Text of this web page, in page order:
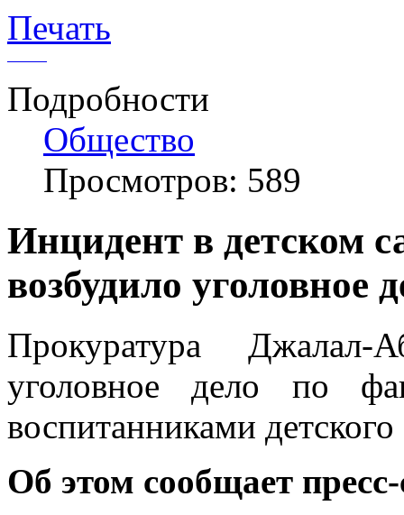
Печать
Подробности
Общество
Просмотров: 589
Инцидент в детском
возбудило уголовное
Прокуратура Джалал-
уголовное дело по
воспитанниками
Об этом сообщает